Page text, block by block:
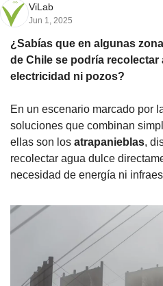
Tabaco
Avellanos
ViLab
Jun 1, 2025
¿Sabías que en algunas
de Chile se podría recolectar
electricidad ni pozos?
En un escenario marcado por
soluciones que combinan
ellas son los atrapanieblas,
recolectar agua dulce
necesidad de energía ni